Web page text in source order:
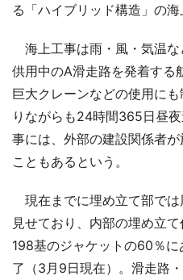
る「ハイブリッド構造」の海
海上工事は雨・風・気温な
供用中のA滑走路を発着する
巨大クレーンなどの使用に
りながらも24時間365日昼
事には、外部の建設関係者
こともあるという。
現在までに埋め立て部で
見せており、内部の埋め立
198基のジャケットの60％
了（3月9日現在）。滑走路